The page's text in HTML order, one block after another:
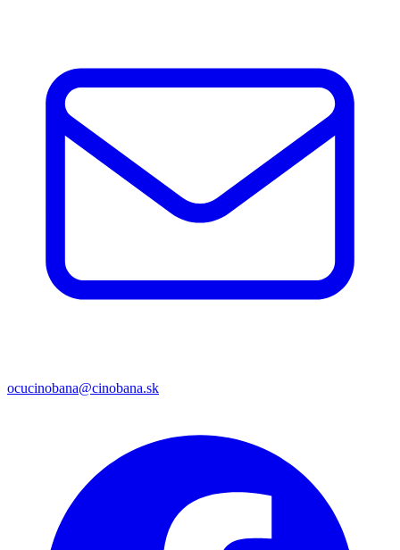
ocucinobana@cinobana.sk